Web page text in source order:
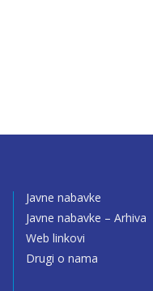
Javne nabavke
Javne nabavke – Arhiva
Web linkovi
Drugi o nama